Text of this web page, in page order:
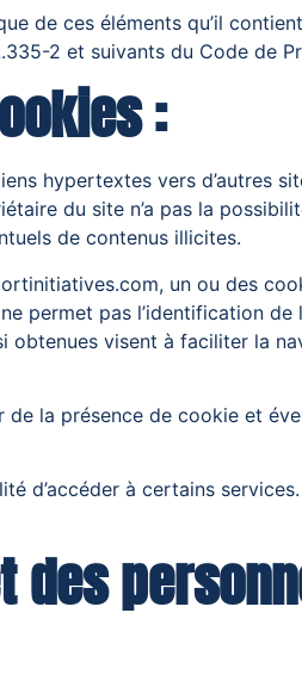
de ces éléments qu’il
2 et suivants du Code de
:
hypertextes vers d’autres
du site n’a pas la
de contenus illicites.
un ou des
permet pas l’identification
obtenues visent à faciliter la
la présence de cookie et
d’accéder à certains